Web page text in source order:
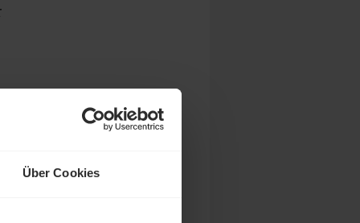
Über Cookies